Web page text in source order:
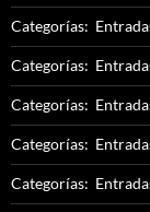
Categorías:
Categorías:
Categorías:
Categorías:
Categorías: